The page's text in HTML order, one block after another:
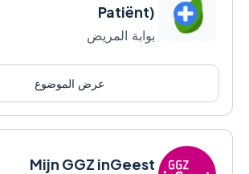
Patiënt)
بوابة المريض
عرض الموضوع
Mijn GGZ inGeest